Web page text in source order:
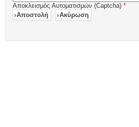
Αποκλεισμός Αυτοματισμών (Captcha) *
Αποστολή
Ακύρωση